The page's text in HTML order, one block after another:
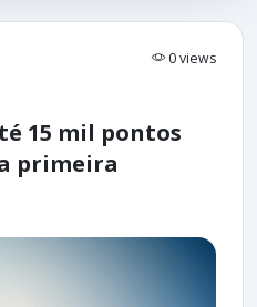
0 views
15 mil pontos
primeira